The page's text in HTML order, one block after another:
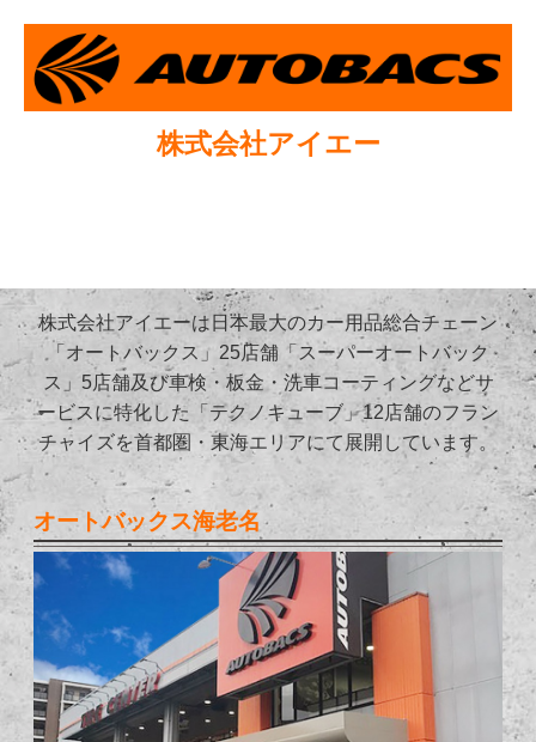
株式会社アイエー
株式会社アイエーは日本最大のカー用品総合チェーン
「オートバックス」25店舗「スーパーオートバック
ス」5店舗及び車検・板金・洗車コーティングなどサ
ービスに特化した「テクノキューブ」12店舗のフラン
チャイズを首都圏・東海エリアにて展開しています。
オートバックス海老名